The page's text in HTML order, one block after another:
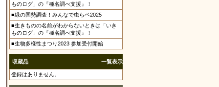
ものログ」の『種名調べ支援』！
■緑の国勢調査！みんなで虫らベ2025
■生きものの名前がわからないときは「いき
ものログ」の『種名調べ支援』！
■生物多様性まつり2023 参加受付開始
収蔵品 一覧表示
登録はありません。